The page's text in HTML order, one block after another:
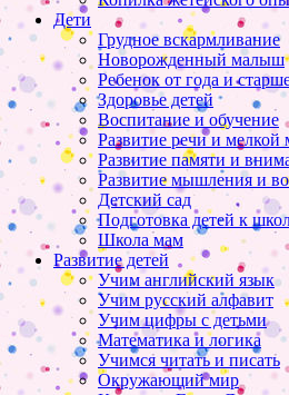
Дети
Грудное вскармливание
Новорожденный малыш
Ребенок от года и
Здоровье детей
Воспитание и обучение
Развитие речи и мелкой
Развитие памяти и
Развитие мышления и
Детский сад
Подготовка детей к
Школа мам
Развитие детей
Учим английский язык
Учим русский алфавит
Учим цифры с детьми
Математика и логика
Учимся читать и писать
Окружающий мир